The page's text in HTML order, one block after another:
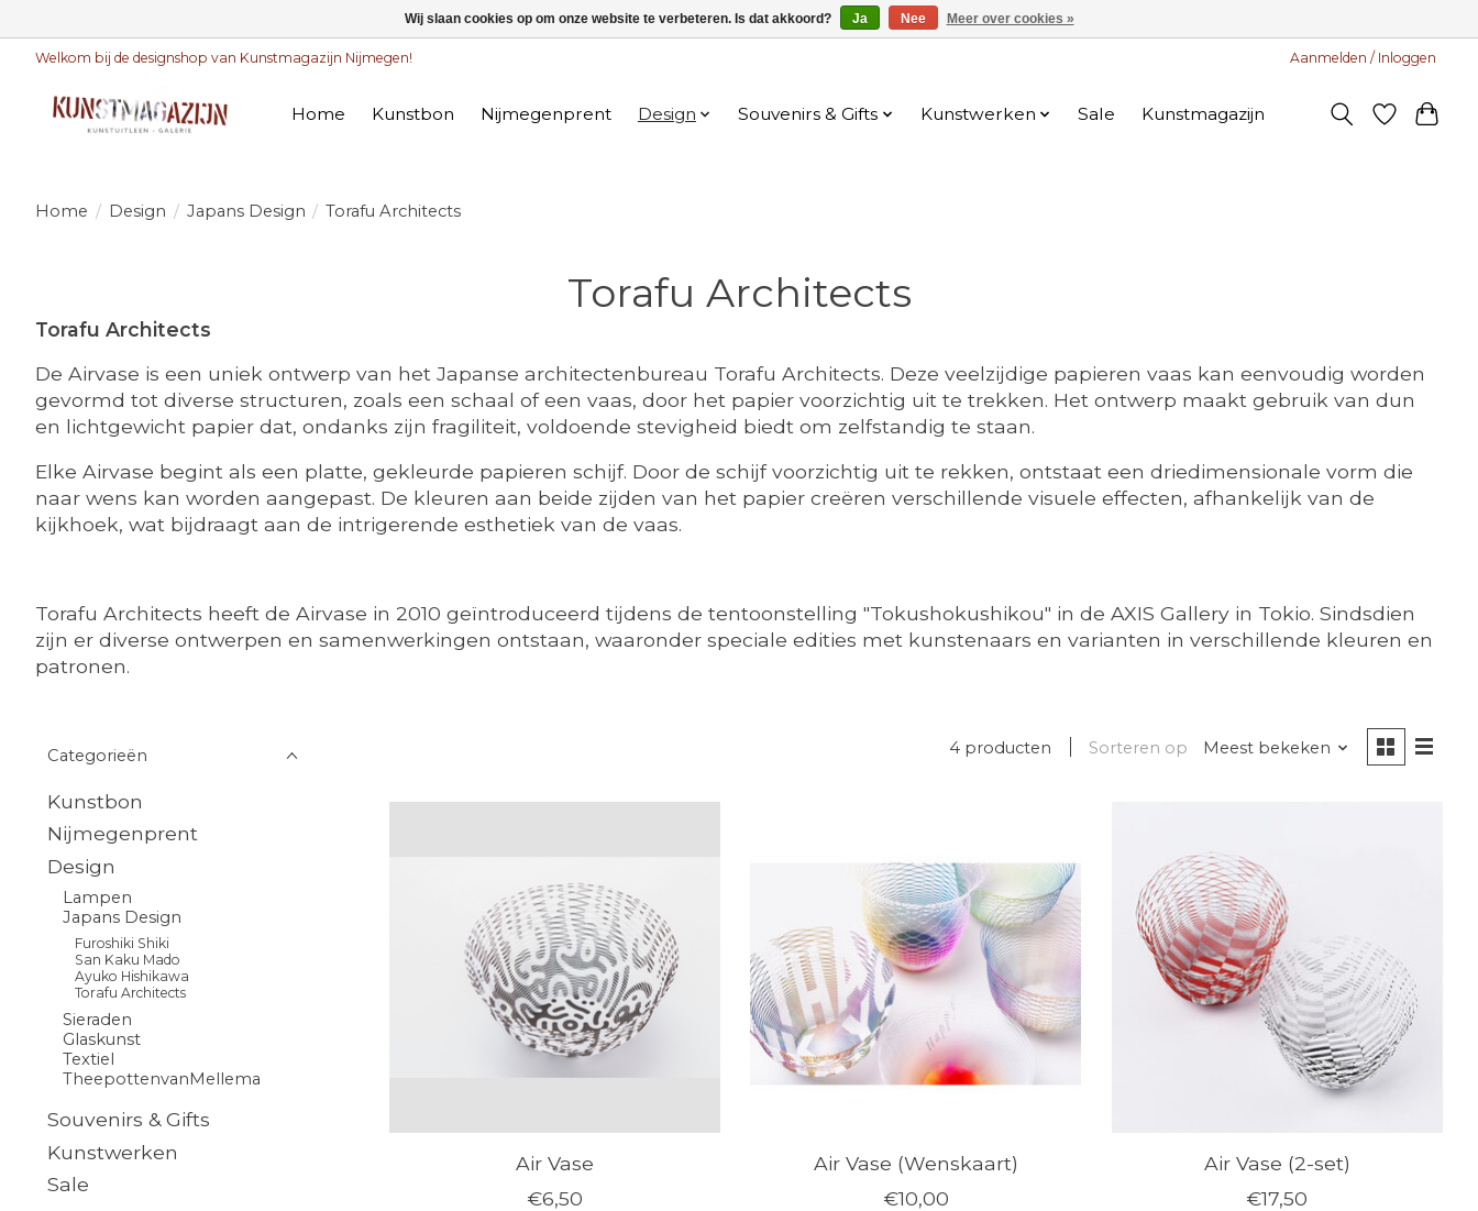
Welkom bij de designshop van Kunstmagazijn Nijmegen! Aanmelden / Inloggen
Home Kunstbon Nijmegenprent Design Souvenirs & Gifts Kunstwerken Sale Kunstmagazijn
Home / Design / Japans Design / Torafu Architects
Torafu Architects
Torafu Architects
De Airvase is een uniek ontwerp van het Japanse architectenbureau Torafu Architects. Deze veelzijdige papieren vaas kan eenvoudig worden
gevormd tot diverse structuren, zoals een schaal of een vaas, door het papier voorzichtig uit te trekken. Het ontwerp maakt gebruik van dun
en lichtgewicht papier dat, ondanks zijn fragiliteit, voldoende stevigheid biedt om zelfstandig te staan.
Elke Airvase begint als een platte, gekleurde papieren schijf. Door de schijf voorzichtig uit te rekken, ontstaat een driedimensionale vorm die
naar wens kan worden aangepast. De kleuren aan beide zijden van het papier creëren verschillende visuele effecten, afhankelijk van de
kijkhoek, wat bijdraagt aan de intrigerende esthetiek van de vaas.
Torafu Architects heeft de Airvase in 2010 geïntroduceerd tijdens de tentoonstelling "Tokushokushikou" in de AXIS Gallery in Tokio. Sindsdien
zijn er diverse ontwerpen en samenwerkingen ontstaan, waaronder speciale edities met kunstenaars en varianten in verschillende kleuren en
patronen.
Categorieën
Kunstbon
Nijmegenprent
Design
Lampen
Japans Design
Furoshiki Shiki
San Kaku Mado
Ayuko Hishikawa
Torafu Architects
Sieraden
Glaskunst
Textiel
TheepottenvanMellema
Souvenirs & Gifts
Kunstwerken
Sale
4 producten Sorteren op Meest bekeken
Air Vase
€6,50
Air Vase (Wenskaart)
€10,00
Air Vase (2-set)
€17,50
Wij slaan cookies op om onze website te verbeteren. Is dat akkoord? Ja Nee Meer over cookies »